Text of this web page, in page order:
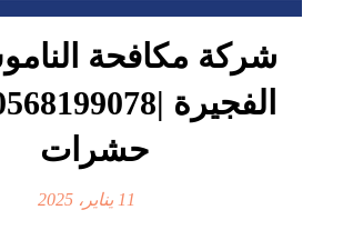
شركة مكافحة
حشرات
11 يناير، 2025